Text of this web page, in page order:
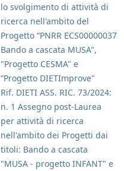
lo svolgimento di attività di
ricerca nell'ambito del
Progetto “PNRR ECS00000037
Bando a cascata MUSA",
"Progetto CESMA" e
“Progetto DIETImprove"
Rif. DIETI ASS. RIC. 73/2024:
n. 1 Assegno post-Laurea
per attività di ricerca
nell'ambito dei Progetti dai
titoli: Bando a cascata
"MUSA - progetto INFANT" e